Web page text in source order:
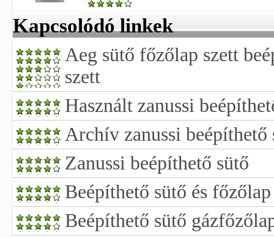
Kapcsolódó linkek
Aeg sütő főzőlap szett
szett
Használt zanussi
Archív zanussi beépíthető
Zanussi beépíthető sütő
Beépíthető sütő és
Beépíthető sütő